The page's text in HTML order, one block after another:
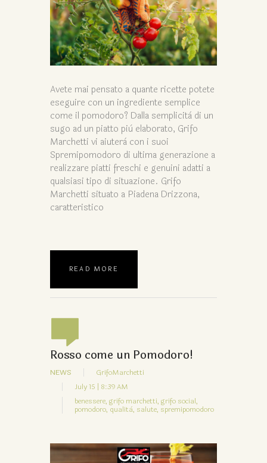
Avete mai pensato a quante ricette potete
eseguire con un ingrediente semplice
come il pomodoro? Dalla semplicità di un
sugo ad un piatto più elaborato, Grifo
Marchetti vi aiuterà con i suoi
Spremipomodoro di ultima generazione a
realizzare piatti freschi e genuini adatti a
qualsiasi tipo di situazione. Grifo
Marchetti situato a Piadena Drizzona,
caratteristico
READ MORE
Rosso come un Pomodoro!
NEWS
GrifoMarchetti
July 15 | 8:39 AM
benessere, grifo marchetti, grifo social,
pomodoro, qualità, salute, spremipomodoro